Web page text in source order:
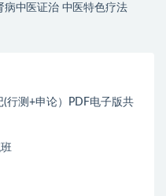
病中医证治 中医特色疗法
行测+申论）PDF电子版共